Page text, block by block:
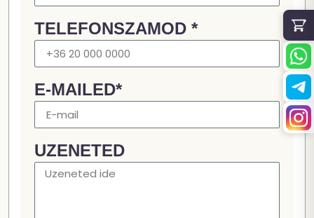
TELEFONSZAMOD *
E-MAILED*
UZENETED